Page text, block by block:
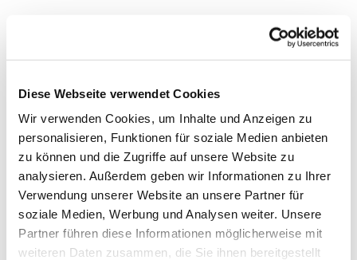
Diese Webseite verwendet Cookies
Wir verwenden Cookies, um Inhalte und Anzeigen zu
personalisieren, Funktionen für soziale Medien anbieten
zu können und die Zugriffe auf unsere Website zu
analysieren. Außerdem geben wir Informationen zu Ihrer
Verwendung unserer Website an unsere Partner für
soziale Medien, Werbung und Analysen weiter. Unsere
Partner führen diese Informationen möglicherweise mit
weiteren Daten zusammen, die Sie ihnen bereitgestellt
in der Christuskirche Bismarkstraße. 16 in
Detmold.
Wenn du Fragen oder Anregungen hast, hat ein
offenes Ohr für dich:
Mario Planken Mail: mario.planken@gmx.de
Tel.: 01758166068